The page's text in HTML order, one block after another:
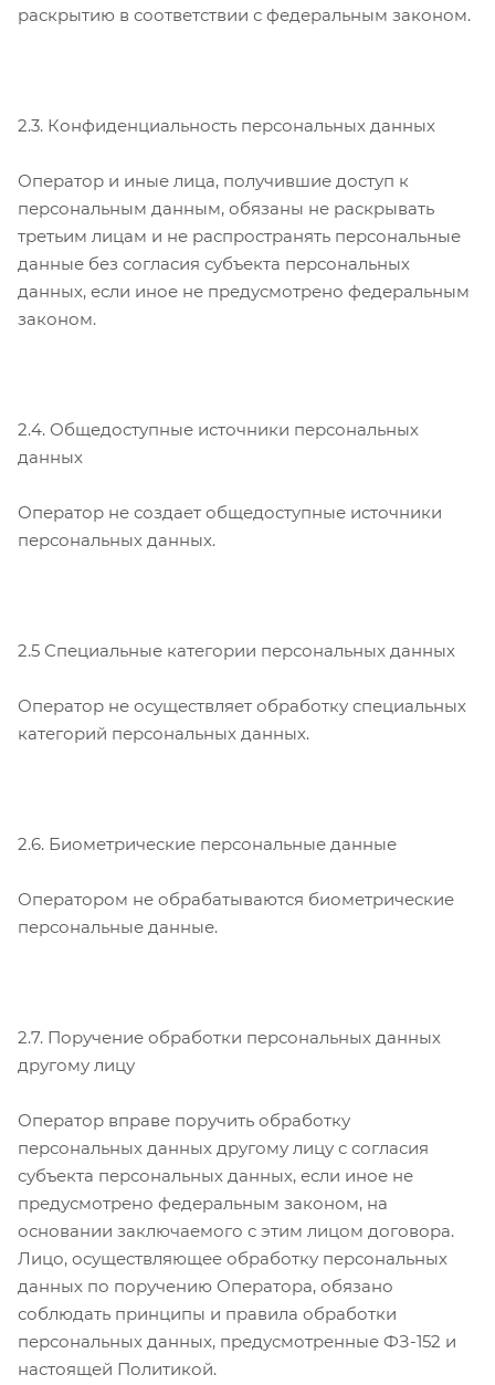
раскрытию в соответствии с федеральным законом.
2.3. Конфиденциальность персональных данных
Оператор и иные лица, получившие доступ к
персональным данным, обязаны не раскрывать
третьим лицам и не распространять персональные
данные без согласия субъекта персональных
данных, если иное не предусмотрено федеральным
законом.
2.4. Общедоступные источники персональных
данных
Оператор не создает общедоступные источники
персональных данных.
2.5 Специальные категории персональных данных
Оператор не осуществляет обработку специальных
категорий персональных данных.
2.6. Биометрические персональные данные
Оператором не обрабатываются биометрические
персональные данные.
2.7. Поручение обработки персональных данных
другому лицу
Оператор вправе поручить обработку
персональных данных другому лицу с согласия
субъекта персональных данных, если иное не
предусмотрено федеральным законом, на
основании заключаемого с этим лицом договора.
Лицо, осуществляющее обработку персональных
данных по поручению Оператора, обязано
соблюдать принципы и правила обработки
персональных данных, предусмотренные ФЗ-152 и
настоящей Политикой.